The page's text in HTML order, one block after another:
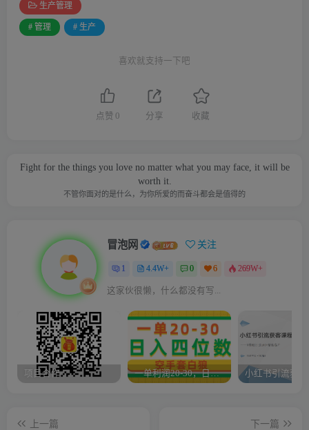
生产管理
# 管理 # 生产
喜欢就支持一下吧
点赞 0 分享 收藏
Fight for the things you love no matter what you may face, it will be
worth it.
不管你面对的是什么，为你所爱的而奋斗都会是值得的
冒泡网 关注
1 4.4W+ 0 6 269W+
这家伙很懒，什么都没有写...
项目合作 一单利润20-30，日入四位数，空手套白狼，只要做就能赚，简单无套路
上一篇
下一篇